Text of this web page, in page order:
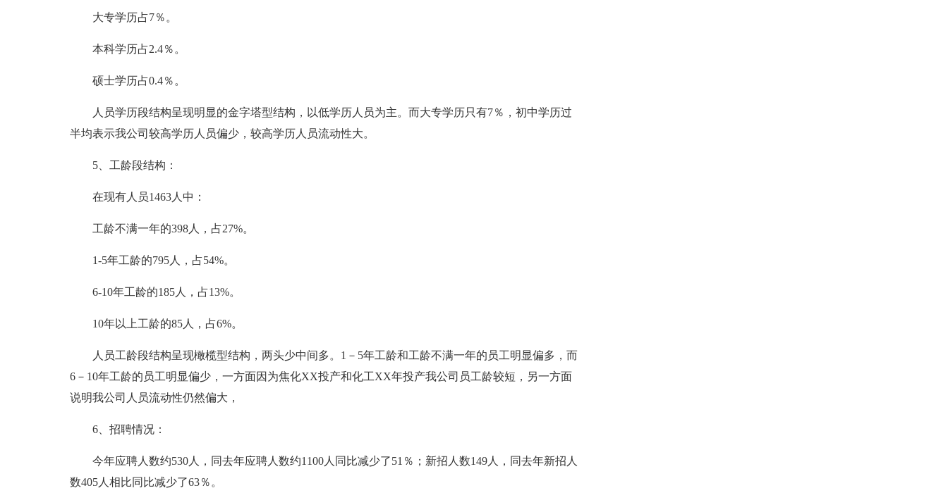
大专学历占7％。
本科学历占2.4％。
硕士学历占0.4％。
人员学历段结构呈现明显的金字塔型结构，以低学历人员为主。而大专学历只有7％，初中学历过
半均表示我公司较高学历人员偏少，较高学历人员流动性大。
5、工龄段结构：
在现有人员1463人中：
工龄不满一年的398人，占27%。
1-5年工龄的795人，占54%。
6-10年工龄的185人，占13%。
10年以上工龄的85人，占6%。
人员工龄段结构呈现橄榄型结构，两头少中间多。1－5年工龄和工龄不满一年的员工明显偏多，而
6－10年工龄的员工明显偏少，一方面因为焦化XX投产和化工XX年投产我公司员工龄较短，另一方面
说明我公司人员流动性仍然偏大，
6、招聘情况：
今年应聘人数约530人，同去年应聘人数约1100人同比减少了51％；新招人数149人，同去年新招人
数405人相比同比减少了63％。